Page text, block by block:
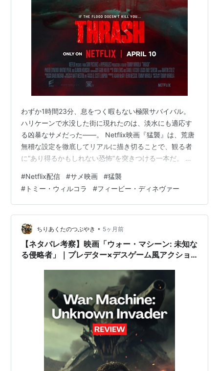
わずか1時間23分、息をつく暇もない極限サバイバル。
ハリケーンで水没した街に現れたのは、淡水にも適応す
る凶暴なサメだった――。 Netflix映画『猛襲』は、荒唐
無稽な設定を徹底してリアルに描き切ることで、観る者
に“あり得るかもしれない恐怖”を突きつける一本だ。 ネ
るシーンがあります。ご注意ください） 目次： Netflix映
画『猛襲』作品基本情報 Netflix映画『猛襲』あらすじ
Netflix映画『猛襲』感想と解説 Netflix映画『猛襲』作品
基本情報 作品基本情報 タイトル 猛襲（原題：Storm）
監督・脚本 トミー・ウィルコ…
#Netflix配信 #サメ映画 #猛襲
# トミー・ウィルコラ #フィービー・ディネヴァー
ちりあくたのつぶやき • 5ヶ月前
【ネタバレ考察】映画「ウォー・マシーン: 未知な
る侵略者」｜プレデター×デスゲーム風アクショ